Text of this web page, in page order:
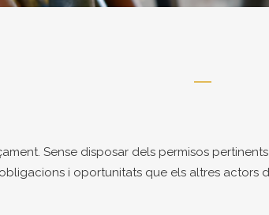
Sense disposar dels permisos
i oportunitats que els altres actors